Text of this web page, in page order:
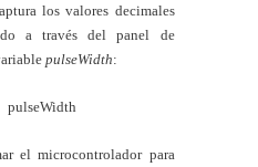
los valores decimales
a través del panel de
pulseWidth:
el microcontrolador para